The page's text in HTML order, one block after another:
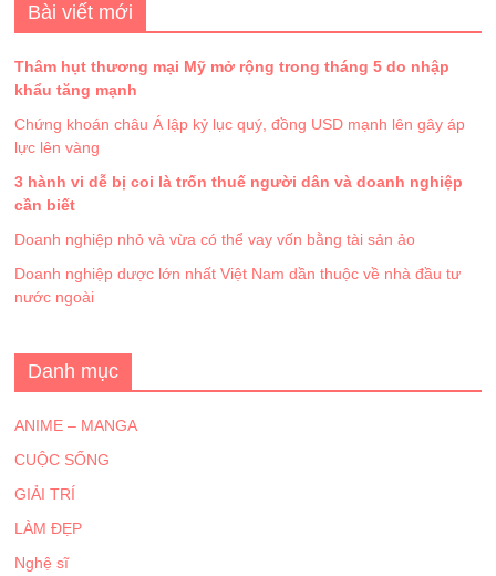
Bài viết mới
Thâm hụt thương mại Mỹ mở rộng trong tháng 5 do nhập
khẩu tăng mạnh
Chứng khoán châu Á lập kỷ lục quý, đồng USD mạnh lên gây áp
lực lên vàng
3 hành vi dễ bị coi là trốn thuế người dân và doanh nghiệp
cần biết
Doanh nghiệp nhỏ và vừa có thể vay vốn bằng tài sản ảo
Doanh nghiệp dược lớn nhất Việt Nam dần thuộc về nhà đầu tư
nước ngoài
Danh mục
ANIME – MANGA
CUỘC SỐNG
GIẢI TRÍ
LÀM ĐẸP
Nghệ sĩ